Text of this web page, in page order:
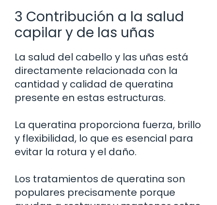
3 Contribución a la salud
capilar y de las uñas
La salud del cabello y las uñas está
directamente relacionada con la
cantidad y calidad de queratina
presente en estas estructuras.
La queratina proporciona fuerza, brillo
y flexibilidad, lo que es esencial para
evitar la rotura y el daño.
Los tratamientos de queratina son
populares precisamente porque